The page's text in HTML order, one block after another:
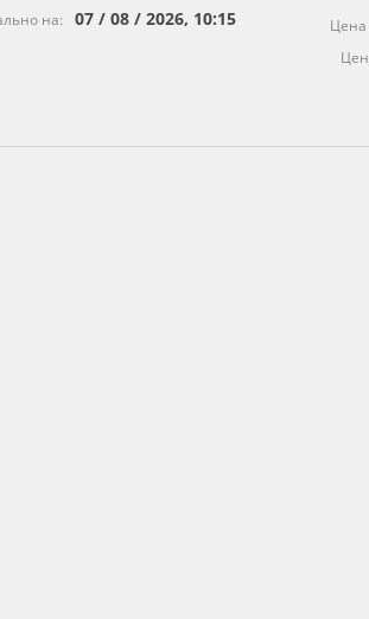
на: 07 / 08 / 2026, 10:15 Цена